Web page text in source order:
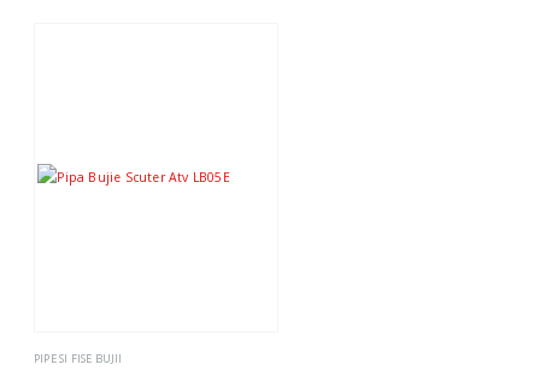
PIPE SI FISE BUJII